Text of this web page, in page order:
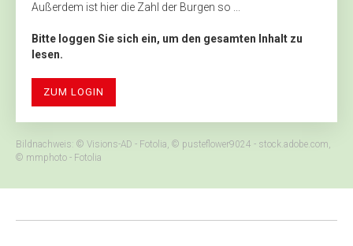
Außerdem ist hier die Zahl der Burgen so ...
Bitte loggen Sie sich ein, um den gesamten Inhalt zu
lesen.
ZUM LOGIN
Bildnachweis: © Visions-AD - Fotolia, © pusteflower9024 - stock.adobe.com,
© mmphoto - Fotolia